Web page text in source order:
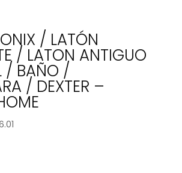
/ LATÓN
/ LATON ANTIGUO
/ BAÑO /
/ DEXTER –
Price